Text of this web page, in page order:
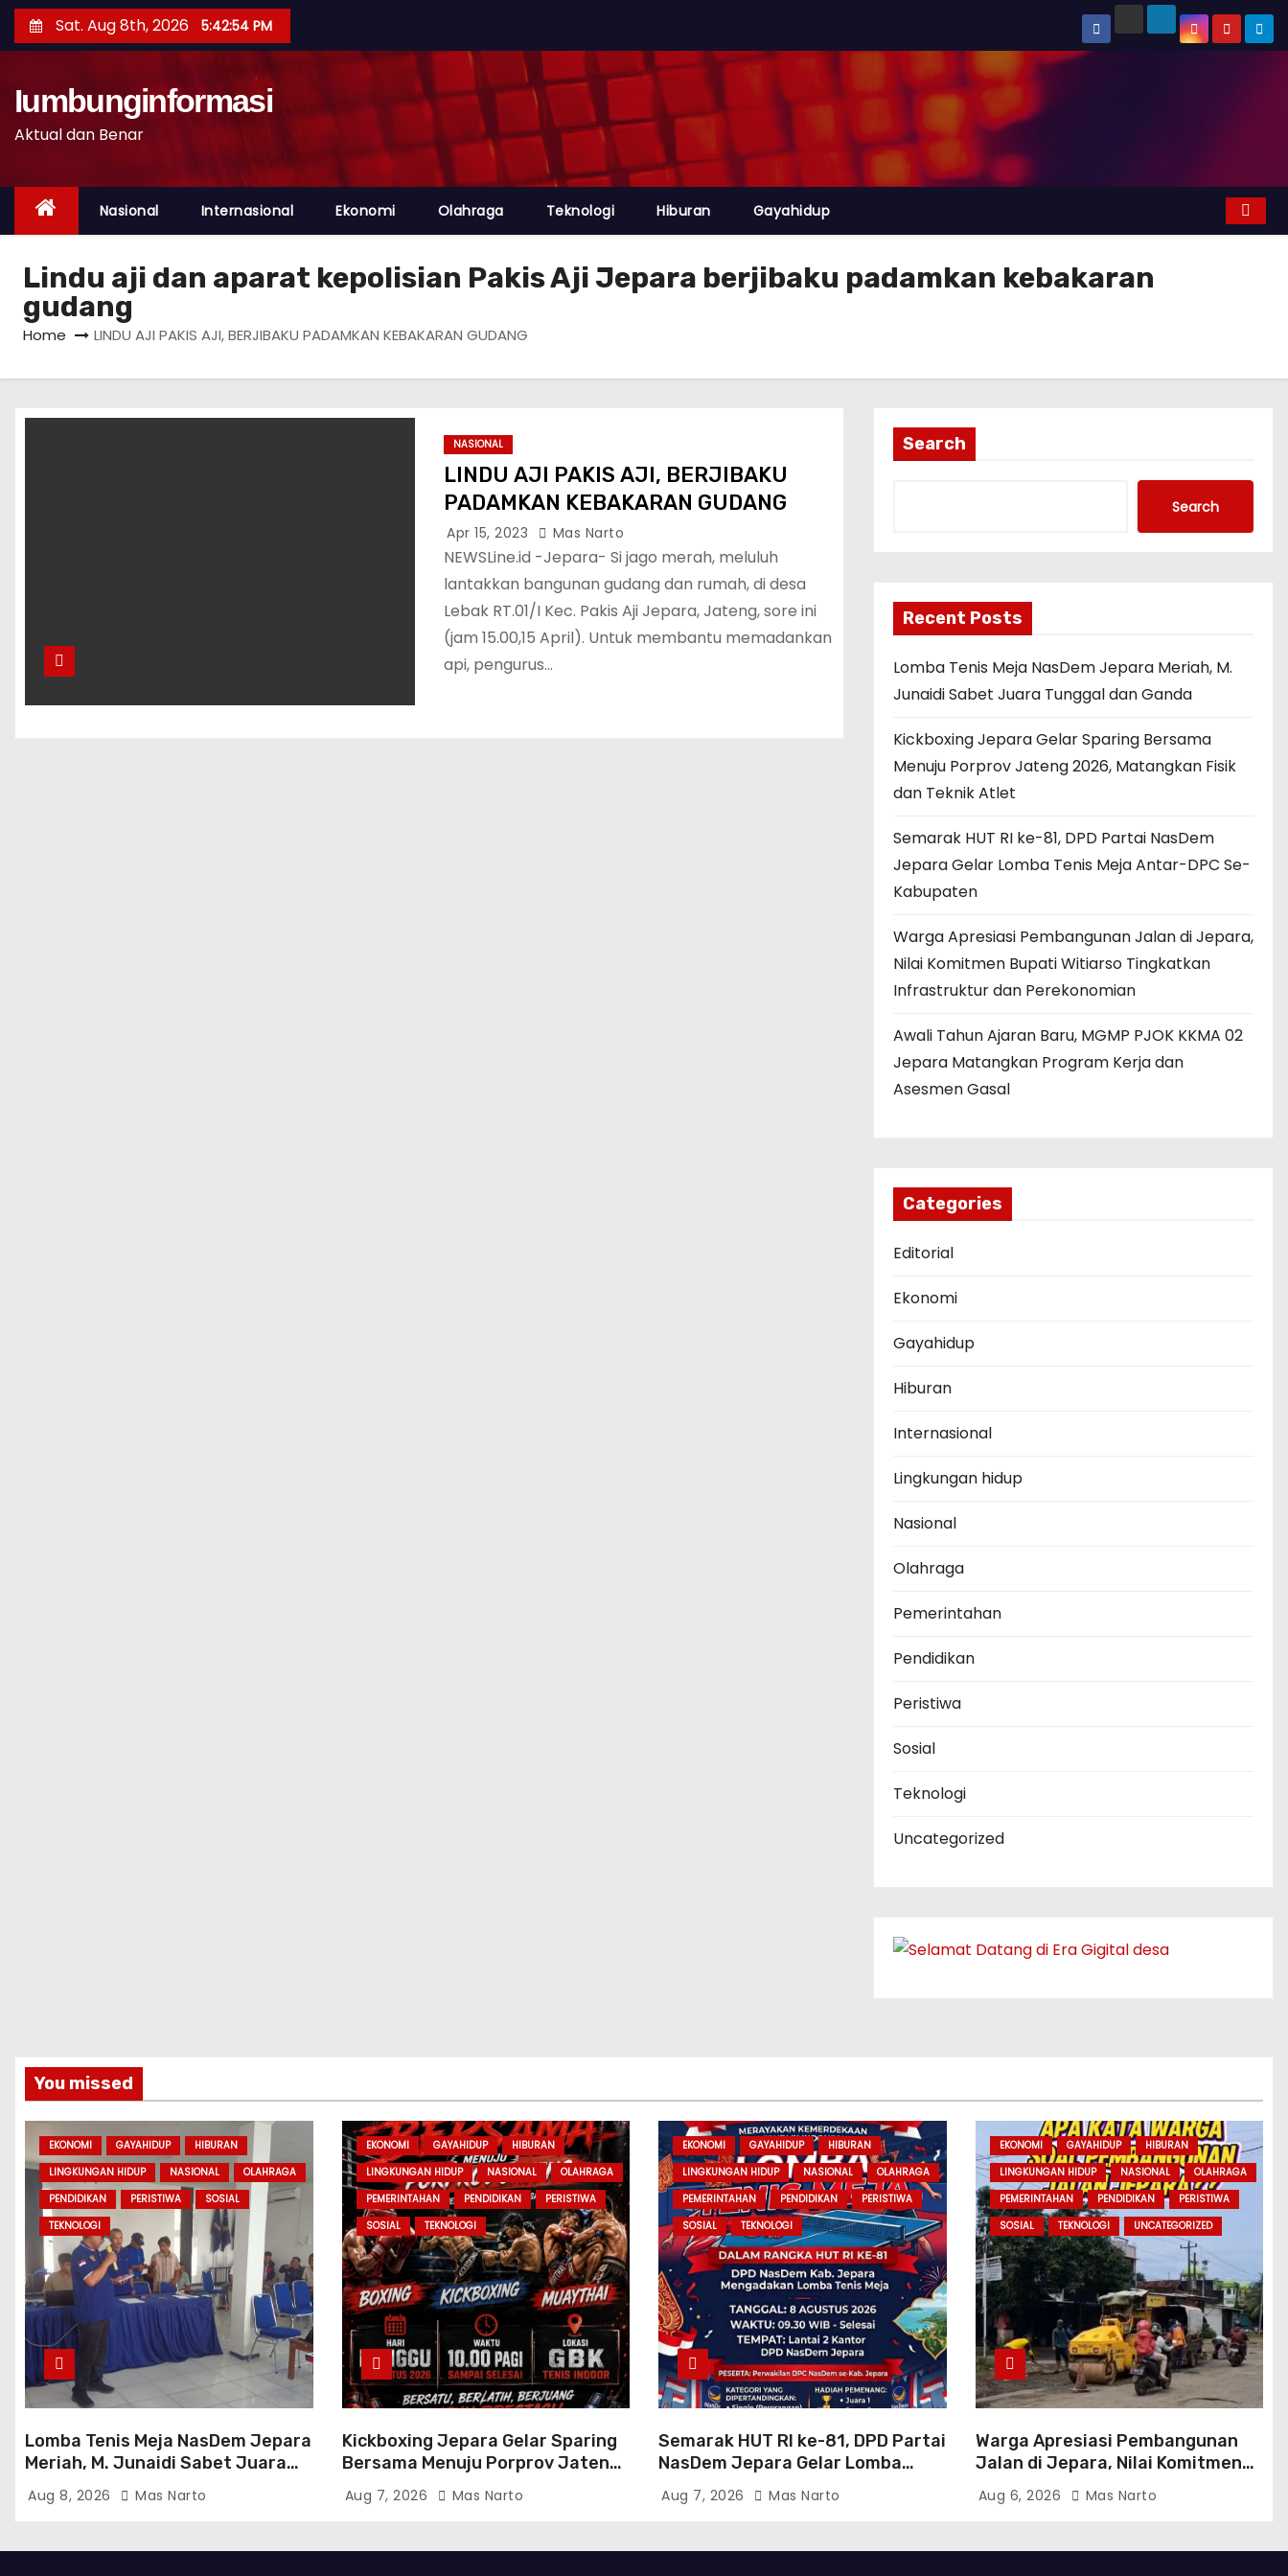
Sat. Aug 8th, 2026 5:42:55 PM
Iumbunginformasi
Aktual dan Benar
Nasional Internasional Ekonomi Olahraga Teknologi Hiburan Gayahidup
Lindu aji dan aparat kepolisian Pakis Aji Jepara berjibaku padamkan kebakaran
gudang
Home LINDU AJI PAKIS AJI, BERJIBAKU PADAMKAN KEBAKARAN GUDANG
NASIONAL
LINDU AJI PAKIS AJI, BERJIBAKU
PADAMKAN KEBAKARAN GUDANG
Apr 15, 2023 Mas Narto
NEWSLine.id -Jepara- Si jago merah, meluluh
lantakkan bangunan gudang dan rumah, di desa
Lebak RT.01/I Kec. Pakis Aji Jepara, Jateng, sore ini
(jam 15.00,15 April). Untuk membantu memadankan
api, pengurus…
Search
Search
Recent Posts
Lomba Tenis Meja NasDem Jepara Meriah, M.
Junaidi Sabet Juara Tunggal dan Ganda
Kickboxing Jepara Gelar Sparing Bersama
Menuju Porprov Jateng 2026, Matangkan Fisik
dan Teknik Atlet
Semarak HUT RI ke-81, DPD Partai NasDem
Jepara Gelar Lomba Tenis Meja Antar-DPC Se-
Kabupaten
Warga Apresiasi Pembangunan Jalan di Jepara,
Nilai Komitmen Bupati Witiarso Tingkatkan
Infrastruktur dan Perekonomian
Awali Tahun Ajaran Baru, MGMP PJOK KKMA 02
Jepara Matangkan Program Kerja dan
Asesmen Gasal
Categories
Editorial
Ekonomi
Gayahidup
Hiburan
Internasional
Lingkungan hidup
Nasional
Olahraga
Pemerintahan
Pendidikan
Peristiwa
Sosial
Teknologi
Uncategorized
You missed
EKONOMI GAYAHIDUP
HIBURAN
LINGKUNGAN HIDUP
NASIONAL
OLAHRAGA
PENDIDIKAN
PERISTIWA
SOSIAL
TEKNOLOGI
Lomba Tenis Meja NasDem Jepara
Meriah, M. Junaidi Sabet Juara
Tunggal dan Ganda
Aug 8, 2026 Mas Narto
EKONOMI GAYAHIDUP
HIBURAN
LINGKUNGAN HIDUP
NASIONAL
OLAHRAGA
PEMERINTAHAN
PENDIDIKAN
PERISTIWA
SOSIAL
TEKNOLOGI
Kickboxing Jepara Gelar Sparing
Bersama Menuju Porprov Jateng
2026, Matangkan Fisik dan Teknik
Atlet
Aug 7, 2026 Mas Narto
EKONOMI GAYAHIDUP
HIBURAN
LINGKUNGAN HIDUP
NASIONAL
OLAHRAGA
PEMERINTAHAN
PENDIDIKAN
PERISTIWA
SOSIAL
TEKNOLOGI
Semarak HUT RI ke-81, DPD Partai
NasDem Jepara Gelar Lomba
Tenis Meja Antar-DPC Se-
Kabupaten
Aug 7, 2026 Mas Narto
EKONOMI GAYAHIDUP
HIBURAN
LINGKUNGAN HIDUP
NASIONAL
OLAHRAGA
PEMERINTAHAN
PENDIDIKAN
PERISTIWA
SOSIAL
TEKNOLOGI UNCATEGORIZED
Warga Apresiasi Pembangunan
Jalan di Jepara, Nilai Komitmen
Bupati Witiarso Tingkatkan
Infrastruktur dan Perekonomian
Aug 6, 2026 Mas Narto